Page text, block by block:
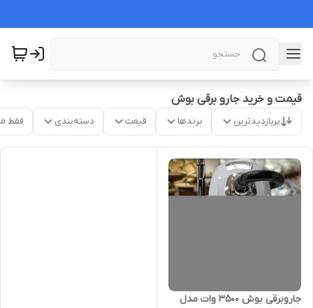
قیمت و خرید جارو برقی بوش
پربازدیدترین برندها قیمت دسته‌بندی فقط
جاروبرقی بوش 3500 وات مدل